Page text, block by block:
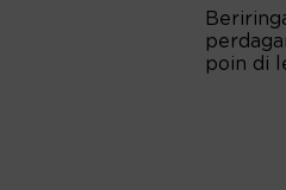
poin di